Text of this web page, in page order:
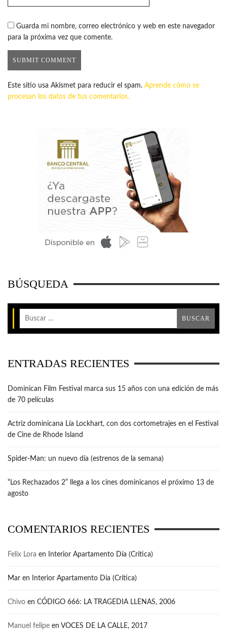
Guarda mi nombre, correo electrónico y web en este navegador
para la próxima vez que comente.
Este sitio usa Akismet para reducir el spam. Aprende cómo se
procesan los datos de tus comentarios.
BÚSQUEDA
ENTRADAS RECIENTES
Dominican Film Festival marca sus 15 años con una edición de más
de 70 películas
Actriz dominicana Lía Lockhart, con dos cortometrajes en el Festival
de Cine de Rhode Island
Spider-Man: un nuevo día (estrenos de la semana)
“Los Rechazados 2” llega a los cines dominicanos el próximo 13 de
agosto
COMENTARIOS RECIENTES
Felix Lora en Interior Apartamento Día (Crítica)
Mar en Interior Apartamento Día (Crítica)
Chivo en CÓDIGO 666: LA TRAGEDIA LLENAS, 2006
Manuel felipe en VOCES DE LA CALLE, 2017